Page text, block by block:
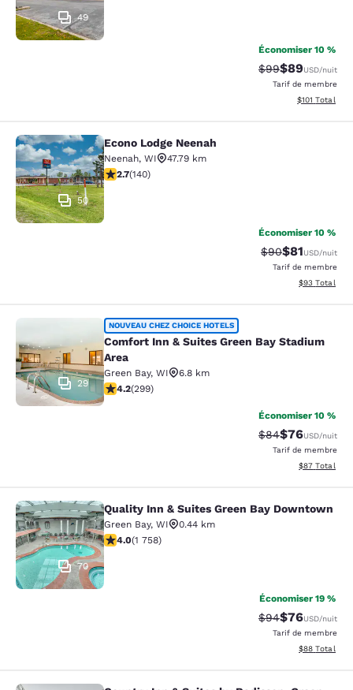
49
Économiser 10 %
Tarif barré :
$99Tarif réduit :
$89USD/nuit
Tarif de membre
Afficher les
$101 Total
Econo Lodge Neenah
50
Econo Lodge Neenah
Neenah, WI
47.79 km
2.7 étoiles. Moyen. 140 commentaires
2.7(140)
Économiser 10 %
Tarif barré :
$90Tarif réduit :
$81USD/nuit
Tarif de membre
Afficher les
$93 Total
Comfort Inn & Suites Green Bay
29
NOUVEAU CHEZ CHOICE HOTELS
Comfort Inn & Suites Green Bay Stadium
Area
Green Bay, WI
6.8 km
4.19 étoiles. Très bon. 299 commentaires
4.2(299)
Économiser 10 %
Tarif barré :
$84Tarif réduit :
$76USD/nuit
Tarif de membre
Afficher les
$87 Total
Quality Inn & Suites Green Bay
70
Quality Inn & Suites Green Bay Downtown
Green Bay, WI
0.44 km
4.04 étoiles. Très bon. 1758 commentaires
4.0(1 758)
Économiser 19 %
Tarif barré :
$94Tarif réduit :
$76USD/nuit
Tarif de membre
Afficher les
$88 Total